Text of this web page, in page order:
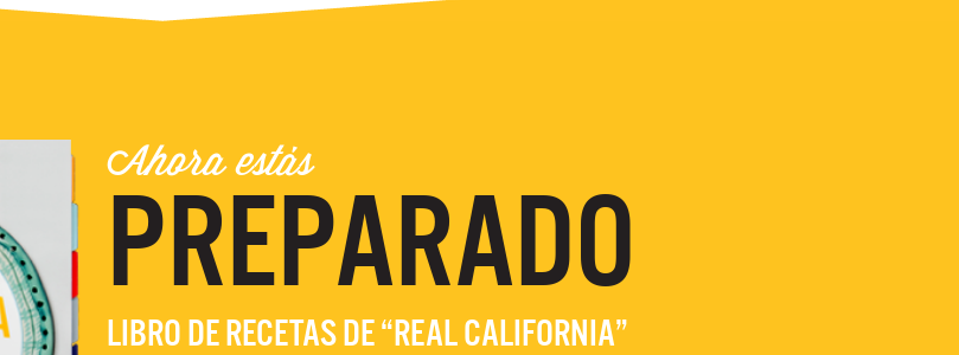
Ahora estás
PREPARADO
LIBRO DE RECETAS DE “REAL CALIFORNIA”